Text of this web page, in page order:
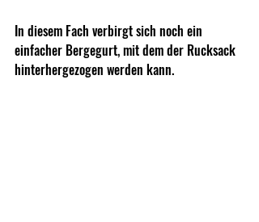
In diesem Fach verbirgt sich noch ein
einfacher Bergegurt, mit dem der Rucksack
hinterhergezogen werden kann.